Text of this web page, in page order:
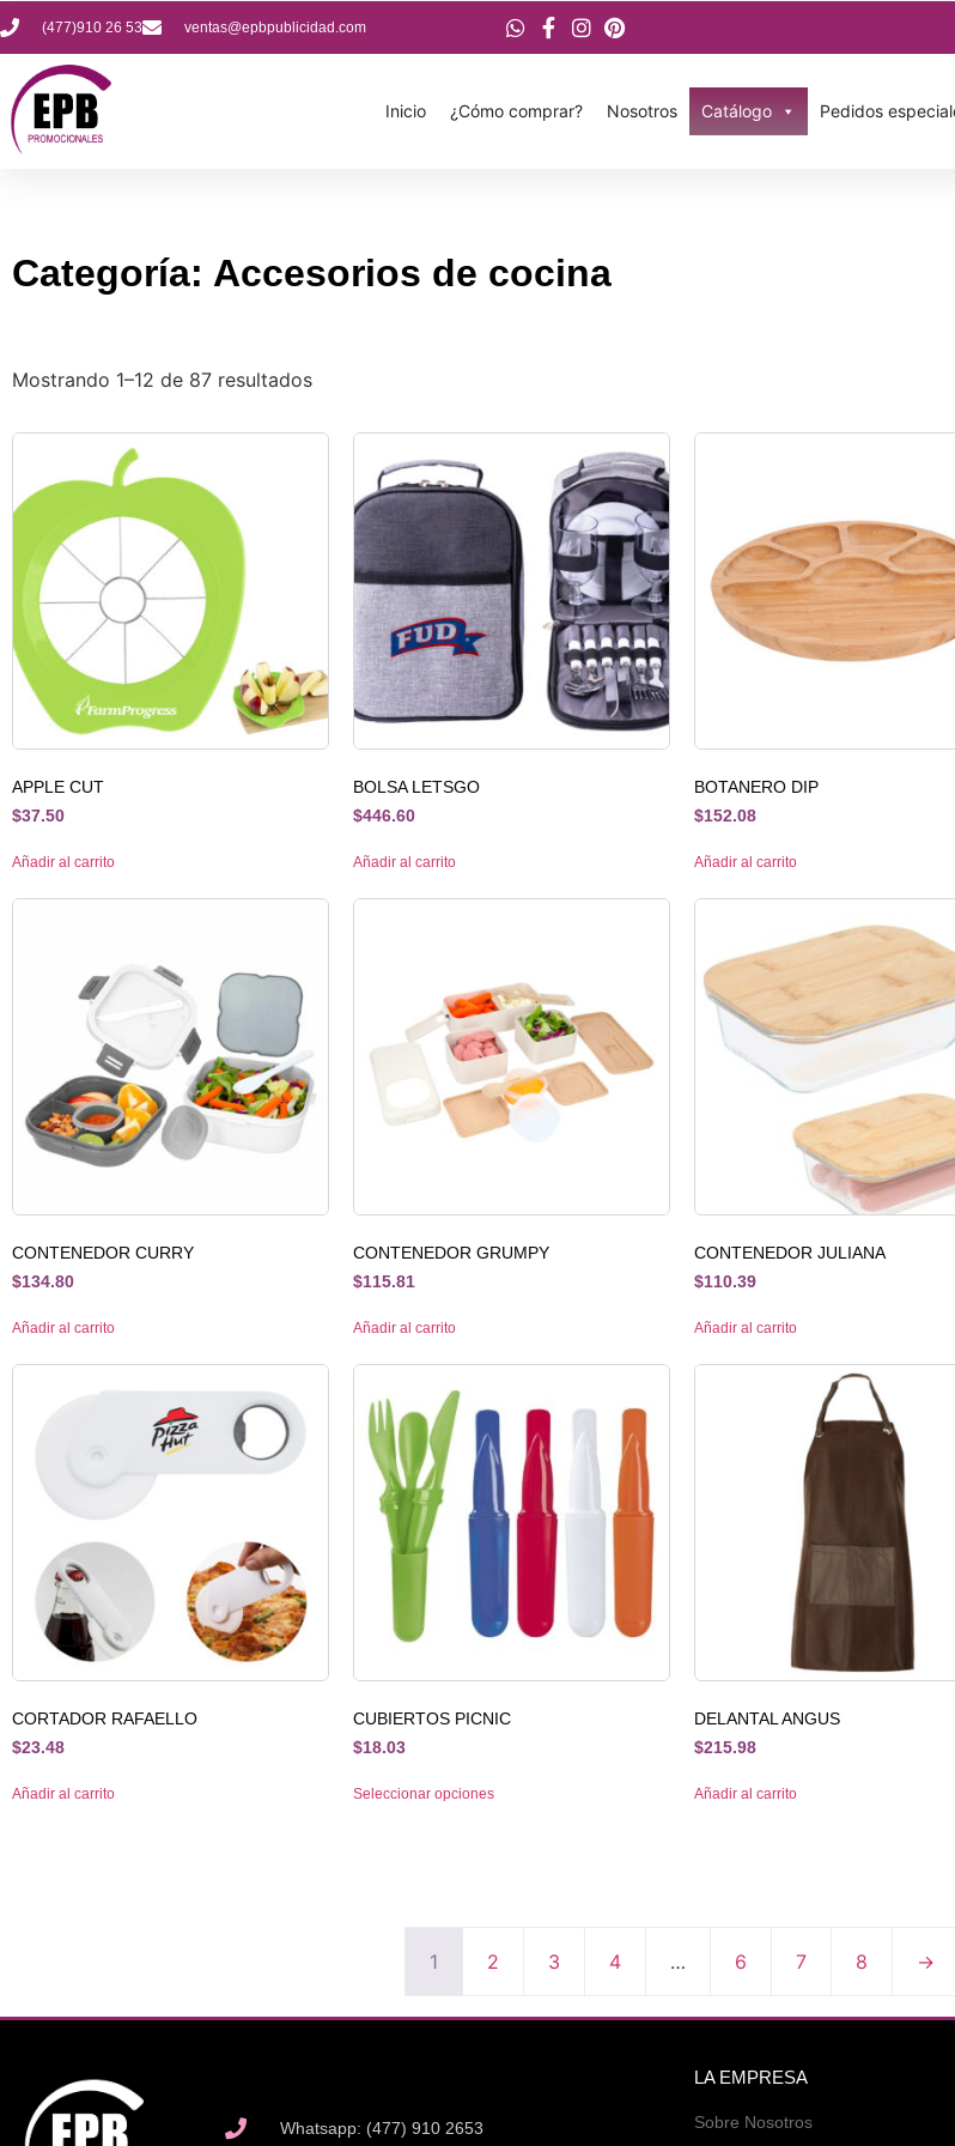
(477)910 26 53 ventas@epbpublicidad.com
Inicio ¿Cómo comprar? Nosotros Catálogo Pedidos
Categoría: Accesorios de cocina
Mostrando 1–12 de 87 resultados
APPLE CUT
$37.50
Añadir al carrito
BOLSA LETSGO
$446.60
Añadir al carrito
BOTANERO DIP
$152.08
Añadir al carrito
CONTENEDOR CURRY
$134.80
Añadir al carrito
CONTENEDOR GRUMPY
$115.81
Añadir al carrito
CONTENEDOR JULIANA
$110.39
Añadir al carrito
CORTADOR RAFAELLO
$23.48
Añadir al carrito
CUBIERTOS PICNIC
$18.03
Seleccionar opciones
DELANTAL ANGUS
$215.98
Añadir al carrito
1 2 3 4 … 6 7 8 →
Whatsapp: (477) 910 2653
LA EMPRESA
Sobre Nosotros